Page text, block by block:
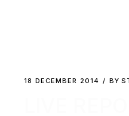
18 DECEMBER 2014 BY